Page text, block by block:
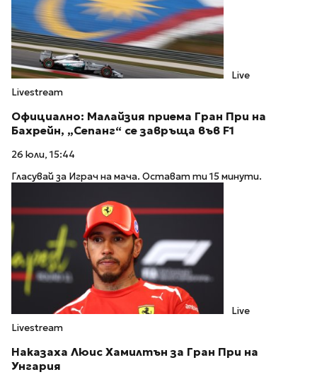
Live
Livestream
Официално: Малайзия приема Гран При на
Бахрейн, „Сепанг“ се завръща във F1
26 юли, 15:44
Гласувай за Играч на мача. Остават ти 15 минути.
Live
Livestream
Наказаха Люис Хамилтън за Гран При на
Унгария